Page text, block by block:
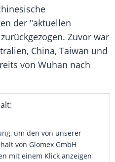
der "aktuellen
Zuvor war
China, Taiwan und
von Wuhan nach
um den von unserer
von Glomex GmbH
mit einem Klick anzeigen